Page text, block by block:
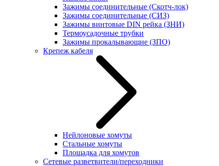
Зажимы соединительные (Скотч-лок)
Зажимы соединительные (СИЗ)
Зажимы винтовые DIN рейка (ЗНИ)
Термоусадочные трубки
Зажимы прокалывающие (ЗПО)
Крепеж кабеля
Нейлоновые хомуты
Стальные хомуты
Площадка для хомутов
Сетевые разветвители/переходники